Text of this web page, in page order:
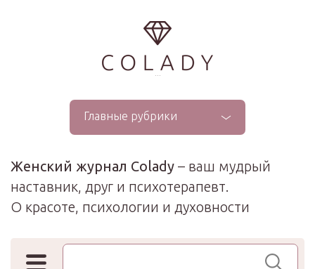
...
Главные рубрики
Женский журнал Colady – ваш мудрый
наставник, друг и психотерапевт.
О красоте, психологии и духовности
Поиск по сайту